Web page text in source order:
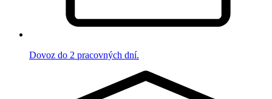
Dovoz do 2 pracovných dní.